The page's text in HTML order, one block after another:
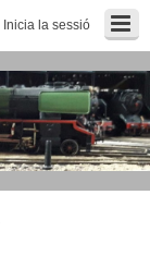
Inicia la sessió